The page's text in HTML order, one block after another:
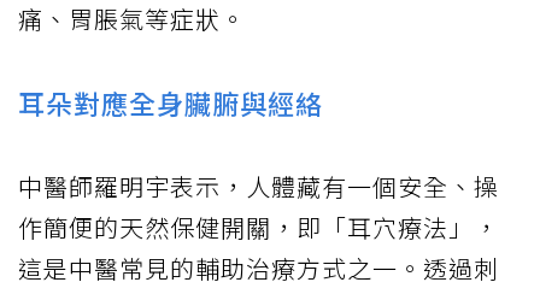
痛、胃脹氣等症狀。
耳朵對應全身臟腑與經絡
中醫師羅明宇表示，人體藏有一個安全、操
作簡便的天然保健開關，即「耳穴療法」，
這是中醫常見的輔助治療方式之一。透過刺